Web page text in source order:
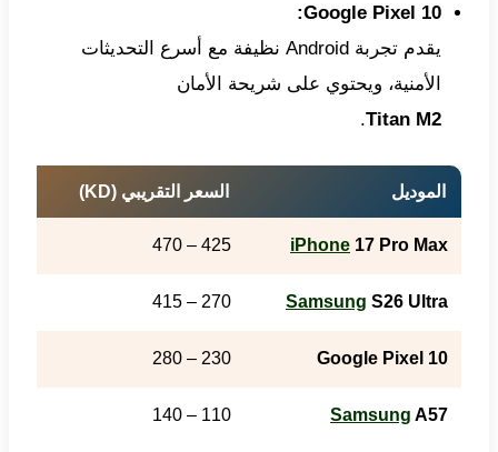
Google Pixel 10:
يقدم تجربة Android نظيفة مع أسرع التحديثات
الأمنية، ويحتوي على شريحة الأمان
Titan M2
.
الموديل السعر التقريبي (KD)
iPhone 17 Pro Max
425 – 470
Samsung S26 Ultra
270 – 415
Google Pixel 10
230 – 280
Samsung A57
110 – 140